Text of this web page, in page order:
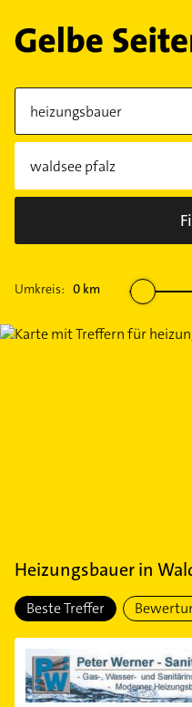
Umkreis: 0 km
Heizungsbauerin
Beste Treffer